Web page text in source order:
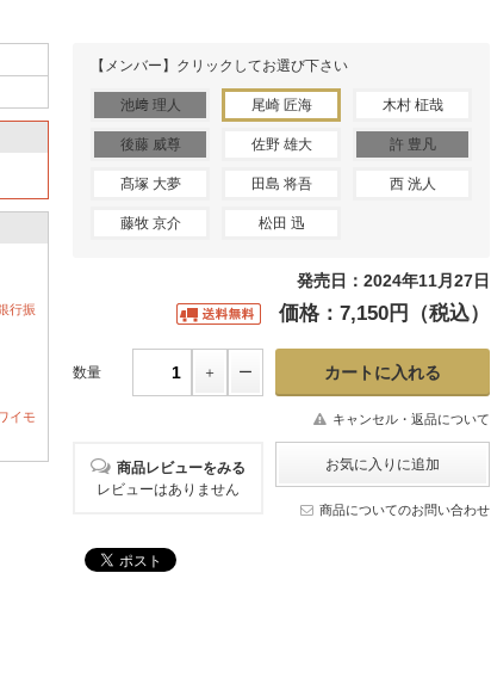
行振
イモ
【メンバー】クリックしてお選び下さい
池﨑 理人 尾崎 匠海 木村 柾哉
後藤 威尊 佐野 雄大 許 豊凡
髙塚 大夢 田島 将吾 西 洸人
藤牧 京介 松田 迅
発売日：2024年11月27日
価格：7,150円（税込）
数量
キャンセル・返品について
商品レビューをみる
レビューはありません
商品についてのお問い合わせ